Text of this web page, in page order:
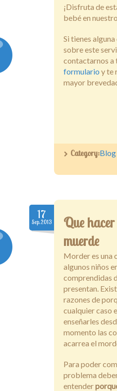
¡Disfruta de
bebé en
Si tienes
sobre este
contactarnos a
formulario y te
mayor
Category:Blog
17
Sep.2013
Que
muerde
Morder es una
algunos niños
comprendidas
presentan.
razones de
cualquier caso
enseñarles
momento las
acarrea el
Para poder
problema
entender